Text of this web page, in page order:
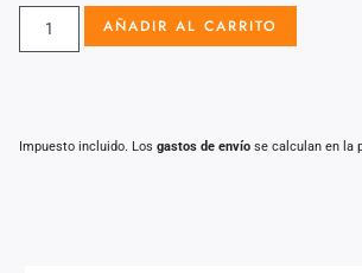
AÑADIR AL CARRITO
Impuesto incluido. Los gastos de envío se calculan en la